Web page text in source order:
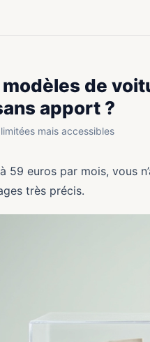
de
apport ?
mais accessibles
59 euros par mois, vous
très précis.